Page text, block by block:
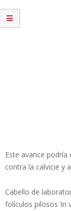
Este avance
contra la calvicie y
Cabello de
folículos pilosos ‘in